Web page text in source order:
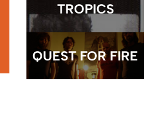
TROPICS
QUEST FOR FIRE